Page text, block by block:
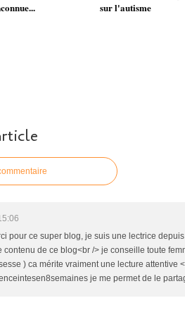
sur l'autisme
pour ce super blog, je suis une lectrice
contenu de ce blog<br /> je conseille toute
) ca mérite vraiment une lecture attentive
je me permet de le